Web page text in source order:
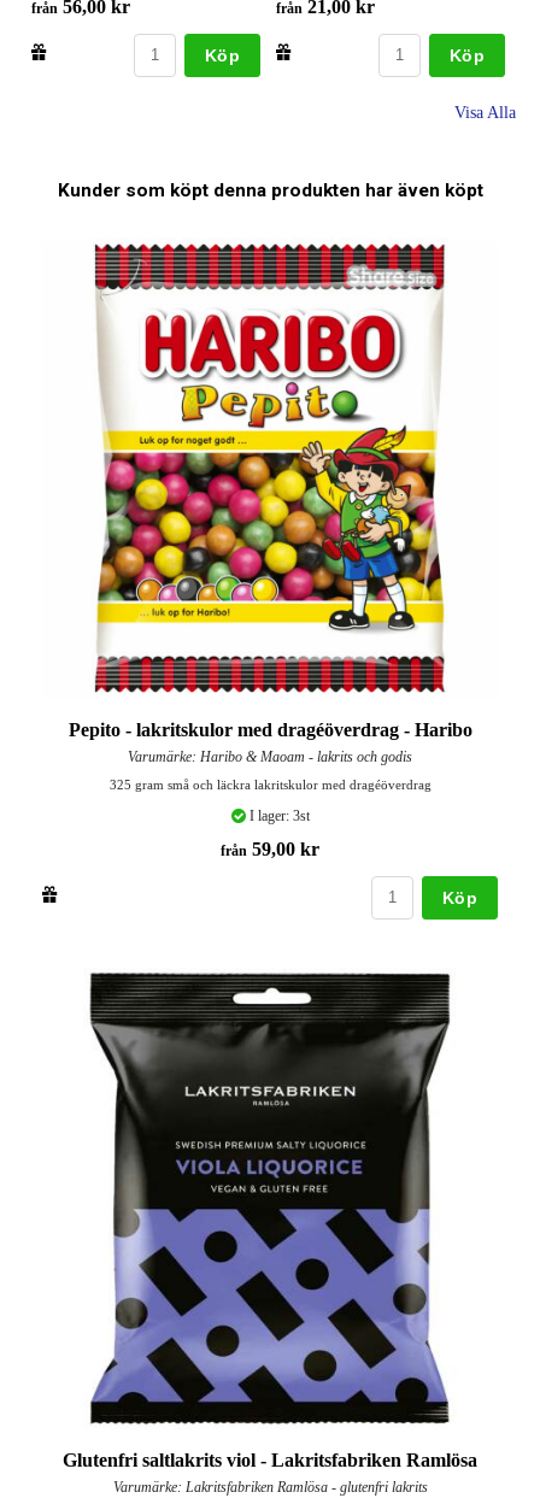
från 56,00 kr
Köp
från 21,00 kr
Köp
Visa Alla
Kunder som köpt denna produkten har även köpt
Pepito - lakritskulor med dragéöverdrag - Haribo
Varumärke: Haribo & Maoam - lakrits och godis
325 gram små och läckra lakritskulor med dragéöverdrag
I lager: 3st
från 59,00 kr
Köp
Glutenfri saltlakrits viol - Lakritsfabriken Ramlösa
Varumärke: Lakritsfabriken Ramlösa - glutenfri lakrits